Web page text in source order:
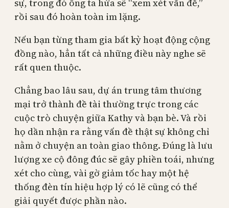
sự, trong đó ông ta hứa sẽ “xem xét vấn đề,”
rồi sau đó hoàn toàn im lặng.
Nếu bạn từng tham gia bất kỳ hoạt động cộng
đồng nào, hẳn tất cả những điều này nghe sẽ
rất quen thuộc.
Chẳng bao lâu sau, dự án trung tâm thương
mại trở thành đề tài thường trực trong các
cuộc trò chuyện giữa Kathy và bạn bè. Và rồi
họ dần nhận ra rằng vấn đề thật sự không chỉ
nằm ở chuyện an toàn giao thông. Đúng là lưu
lượng xe cộ đông đúc sẽ gây phiền toái, nhưng
xét cho cùng, vài gờ giảm tốc hay một hệ
thống đèn tín hiệu hợp lý có lẽ cũng có thể
giải quyết được phần nào.